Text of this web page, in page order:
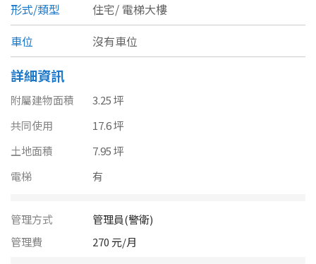
苗栗縣
台中市
雲林縣
嘉義市
台南市
農舍 辦公
坪數
不拘
60~70 坪
形式/類型
住宅/ 電梯大樓
車位
沒有車位
詳細資訊
附屬建物面積
3.25 坪
共同使用
17.6 坪
土地面積
7.95 坪
電梯
有
管理方式
管理員(警衛)
管理費
270 元/月